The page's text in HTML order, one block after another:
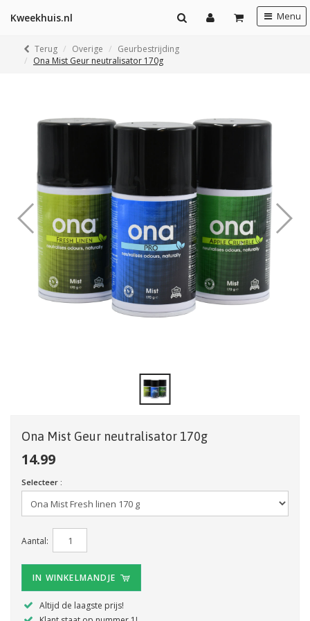
Kweekhuis.nl Menu
Terug Overige
Geurbestrijding
Ona Mist Geur neutralisator 170g
Ona Mist Geur neutralisator 170g
14.99
Selecteer :
Aantal:
IN WINKELMANDJE
Altijd de laagste prijs!